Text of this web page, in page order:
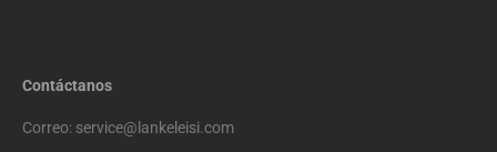
Contáctanos
Correo: service@lankeleisi.com